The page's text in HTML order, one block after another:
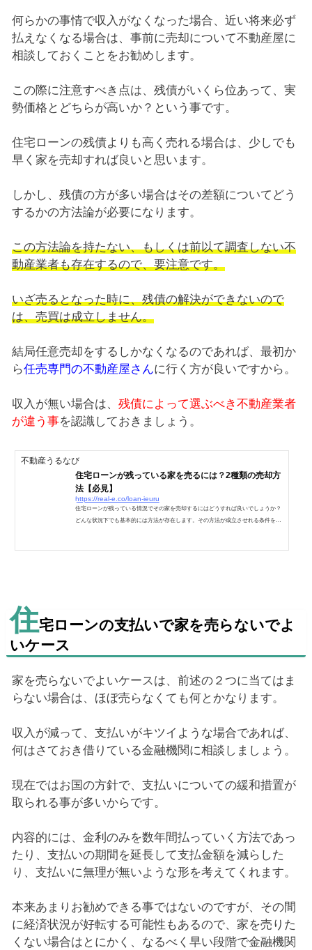
何らかの事情で収入がなくなった場合、近い将来必ず
払えなくなる場合は、事前に売却について不動産屋に
相談しておくことをお勧めします。
この際に注意すべき点は、残債がいくら位あって、実
勢価格とどちらが高いか？という事です。
住宅ローンの残債よりも高く売れる場合は、少しでも
早く家を売却すれば良いと思います。
しかし、残債の方が多い場合はその差額についてどう
するかの方法論が必要になります。
この方法論を持たない、もしくは前以て調査しない不
動産業者も存在するので、要注意です。
いざ売るとなった時に、残債の解決ができないので
は、売買は成立しません。
結局任意売却をするしかなくなるのであれば、最初か
ら任売専門の不動産屋さんに行く方が良いですから。
収入が無い場合は、 残債によって選ぶべき不動産業者
が違う事を認識しておきましょう。
不動産うるなび
住宅ローンが残っている家を売るには？2種類の売却方
法【必見】
https://real-e.co/loan-ieuru
住宅ローンが残っている情況でその家を売却するにはどうすれば良いでしょうか？
どんな状況下でも基本的には方法が存在します。その方法が成立させれる条件をク
住宅ローンの支払いで家を売らないでよ
いケース
家を売らないでよいケースは、前述の２つに当てはま
らない場合は、ほぼ売らなくても何とかなります。
収入が減って、支払いがキツイような場合であれば、
何はさておき借りている金融機関に相談しましょう。
現在ではお国の方針で、支払いについての緩和措置が
取られる事が多いからです。
内容的には、金利のみを数年間払っていく方法であっ
たり、支払いの期間を延長して支払金額を減らした
り、支払いに無理が無いような形を考えてくれます。
本来あまりお勧めできる事ではないのですが、その間
に経済状況が好転する可能性もあるので、家を売りた
くない場合はとにかく、なるべく早い段階で金融機関